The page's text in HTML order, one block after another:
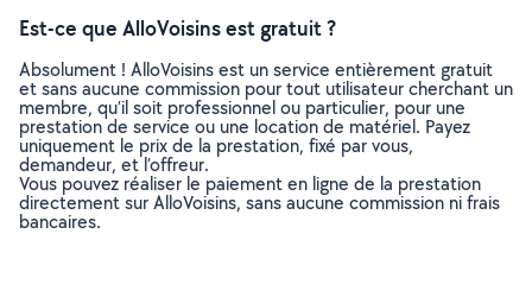
Est-ce que AlloVoisins est gratuit ?
Absolument ! AlloVoisins est un service entièrement gratuit
et sans aucune commission pour tout utilisateur cherchant un
membre, qu’il soit professionnel ou particulier, pour une
prestation de service ou une location de matériel. Payez
uniquement le prix de la prestation, fixé par vous,
demandeur, et l’offreur.
Vous pouvez réaliser le paiement en ligne de la prestation
directement sur AlloVoisins, sans aucune commission ni frais
bancaires.